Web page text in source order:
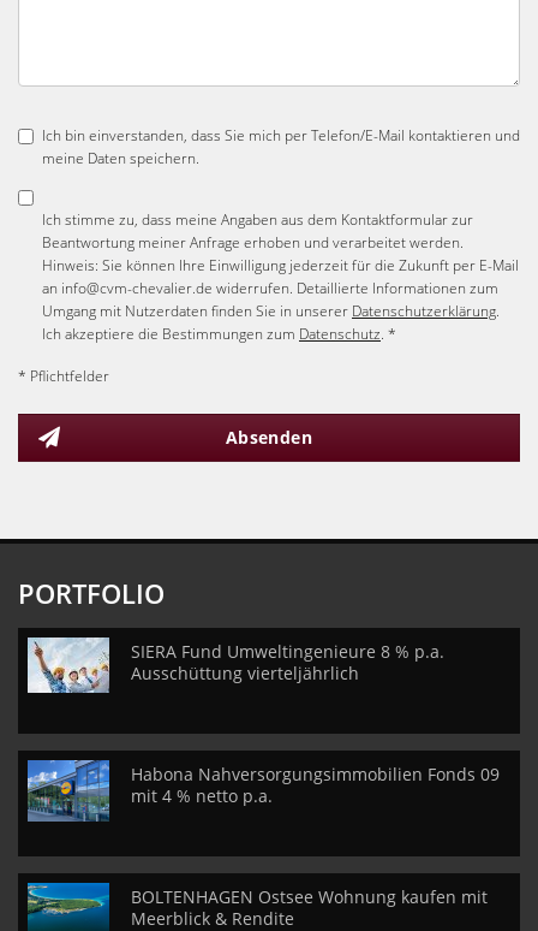
Ich bin einverstanden, dass Sie mich per Telefon/E-Mail kontaktieren und
meine Daten speichern.
Ich stimme zu, dass meine Angaben aus dem Kontaktformular zur
Beantwortung meiner Anfrage erhoben und verarbeitet werden.
Hinweis: Sie können Ihre Einwilligung jederzeit für die Zukunft per E-Mail
an info@cvm-chevalier.de widerrufen. Detaillierte Informationen zum
Umgang mit Nutzerdaten finden Sie in unserer Datenschutzerklärung.
Ich akzeptiere die Bestimmungen zum Datenschutz. *
* Pflichtfelder
Absenden
PORTFOLIO
SIERA Fund Umweltingenieure 8 % p.a.
Ausschüttung vierteljährlich
Habona Nahversorgungsimmobilien Fonds 09
mit 4 % netto p.a.
BOLTENHAGEN Ostsee Wohnung kaufen mit
Meerblick & Rendite